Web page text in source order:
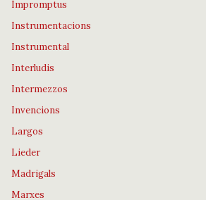
Impromptus
Instrumentacions
Instrumental
Interludis
Intermezzos
Invencions
Largos
Lieder
Madrigals
Marxes